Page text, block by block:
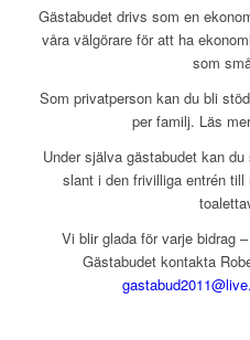
Gästabudet drivs som en
våra välgörare för att ha
som
Som privatperson kan du bli
per familj. Läs
Under själva gästabudet kan
slant i den frivilliga entrén
Vi blir glada för varje bidrag
Gästabudet kontakta